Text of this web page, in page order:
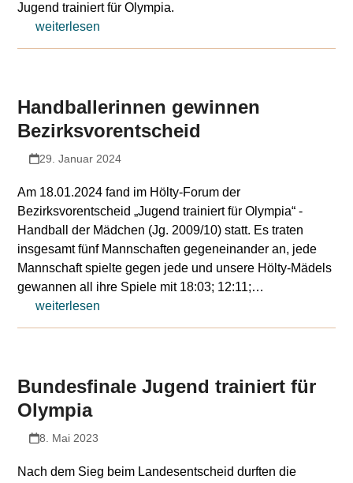
Jugend trainiert für Olympia.
weiterlesen
Handballerinnen gewinnen
Bezirksvorentscheid
29. Januar 2024
Am 18.01.2024 fand im Hölty-Forum der
Bezirksvorentscheid „Jugend trainiert für Olympia“ -
Handball der Mädchen (Jg. 2009/10) statt. Es traten
insgesamt fünf Mannschaften gegeneinander an, jede
Mannschaft spielte gegen jede und unsere Hölty-Mädels
gewannen all ihre Spiele mit 18:03; 12:11;…
weiterlesen
Bundesfinale Jugend trainiert für
Olympia
8. Mai 2023
Nach dem Sieg beim Landesentscheid durften die